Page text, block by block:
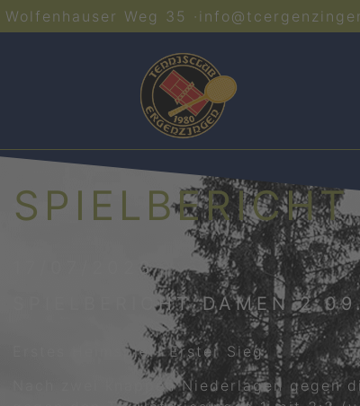
Wolfenhauser Weg 35 ·
SPIELBERICHT
17/07/2023
SPIELBERICHT DAMEN 2
Erstes Heimspiel- Erster Sieg
Nach zwei knappen Niederlagen